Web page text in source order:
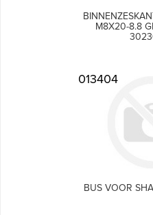
M8X20-8.8
013404
BUS VOOR